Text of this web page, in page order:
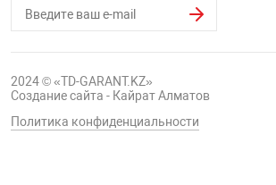
2024 © «TD-GARANT.KZ»
Создание сайта - Кайрат Алматов
Политика конфиденциальности